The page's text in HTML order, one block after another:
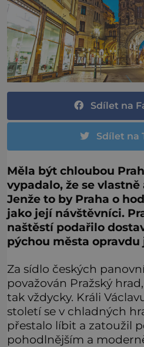
Sdílet na
Sdílet na
Měla být chloubou
vypadalo, že se
Jenže to by Praha o
jako její návštěvníci.
naštěstí podařilo
pýchou města opravdu
Za sídlo českých
považován Pražský
tak vždycky. Králi
století se v chladných
přestalo líbit a zatoužil
pohodlnějším a